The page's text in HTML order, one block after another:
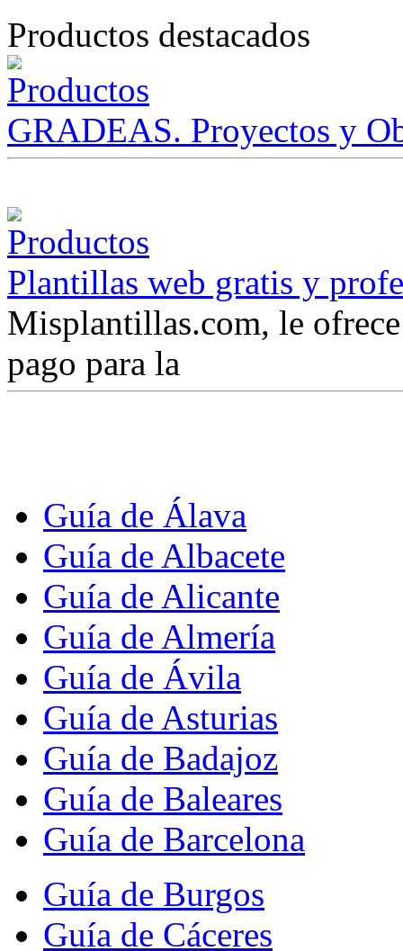
Productos destacados
GRADEAS. Proyectos y
Plantillas web gratis y
Misplantillas.com, le
pago para la
Guía de Álava
Guía de Albacete
Guía de Alicante
Guía de Almería
Guía de Ávila
Guía de Asturias
Guía de Badajoz
Guía de Baleares
Guía de Barcelona
Guía de Burgos
Guía de Cáceres